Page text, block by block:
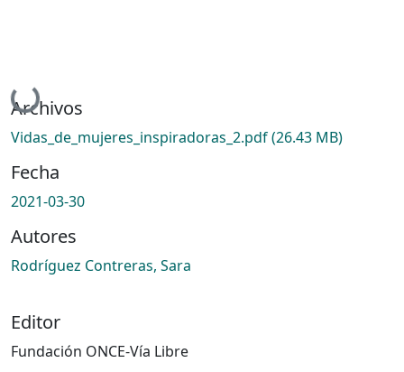
Cargando...
Archivos
Vidas_de_mujeres_inspiradoras_2.pdf(26.43 MB)
Fecha
2021-03-30
Autores
Rodríguez Contreras, Sara
Editor
Fundación ONCE-Vía Libre